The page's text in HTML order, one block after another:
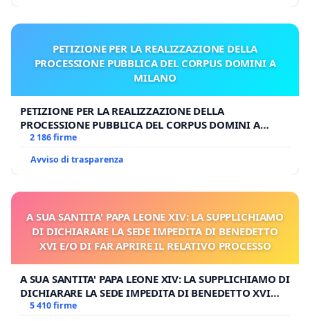
PETIZIONE PER LA REALIZZAZIONE DELLA
PROCESSIONE PUBBLICA DEL CORPUS DOMINI A
MILANO
PETIZIONE PER LA REALIZZAZIONE DELLA
PROCESSIONE PUBBLICA DEL CORPUS DOMINI A
MILANO
2 186 firme
Avviso di trasparenza
A SUA SANTITA' PAPA LEONE XIV: LA SUPPLICHIAMO
DI DICHIARARE LA SEDE IMPEDITA DI BENEDETTO
XVI E/O DI FAR APRIRE IL RELATIVO PROCESSO
A SUA SANTITA' PAPA LEONE XIV: LA SUPPLICHIAMO DI
DICHIARARE LA SEDE IMPEDITA DI BENEDETTO XVI
E/O DI FAR APRIRE IL RELATIVO PROCESSO
5 410 firme